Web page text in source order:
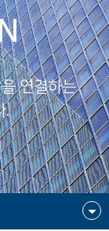
연결하는
.